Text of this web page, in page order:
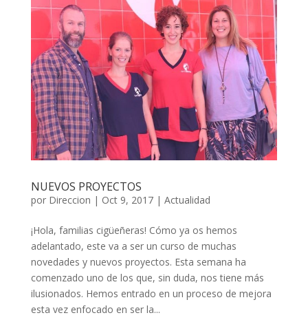
NUEVOS PROYECTOS
por Direccion | Oct 9, 2017| Actualidad
¡Hola, familias cigüeñeras! Cómo ya os hemos
adelantado, este va a ser un curso de muchas
novedades y nuevos proyectos. Esta semana ha
comenzado uno de los que, sin duda, nos tiene más
ilusionados. Hemos entrado en un proceso de mejora
esta vez enfocado en ser la...